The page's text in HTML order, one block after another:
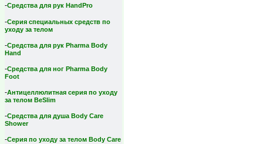
-Средства для рук HandPro
-Серия специальных средств по
уходу за телом
-Средства для рук Pharma Body
Hand
-Средства для ног Pharma Body
Foot
-Антицеллюлитная серия по уходу
за телом BeSlim
-Средства для душа Body Care
Shower
-Серия по уходу за телом Body Care